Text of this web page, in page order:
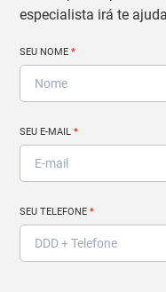
especialista irá te
SEU NOME*
SEU E-MAIL*
SEU TELEFONE*